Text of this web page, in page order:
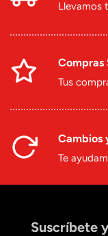
Llevamos
Compras
Tus
Cambios
Te
Suscríbete